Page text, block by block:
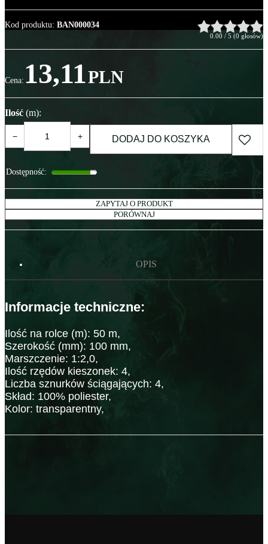
Kod produktu: BAN000034
0.00 / 5 (0 głosów)
Cena: 13,11PLN
Ilość (m):
− + DODAJ DO KOSZYKA
Dostępność:
ZAPYTAJ O PRODUKT
PORÓWNAJ
OPIS
Informacje techniczne:
Ilość na rolce (m): 50 m,
Szerokość (mm): 100 mm,
Marszczenie: 1:2,0,
Ilość rzędów kieszonek: 4,
Liczba sznurków ściągających: 4,
Skład: 100% poliester,
Kolor: transparentny,